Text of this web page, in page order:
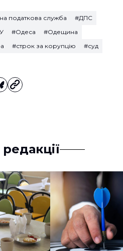
податкова служба
#ДПС
#Одеса
#Одещина
#строк за корупцію
#суд